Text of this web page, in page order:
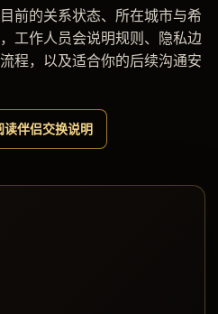
前的关系状态、所在城市与希
工作人员会说明规则、隐私边
程，以及适合你的后续沟通安
读伴侣交换说明